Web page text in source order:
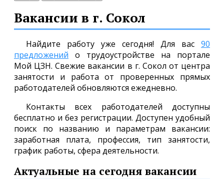
Вакансии в г. Сокол
Найдите работу уже сегодня! Для вас 90
предложений о трудоустройстве на портале
Мой ЦЗН. Свежие вакансии в г. Сокол от центра
занятости и работа от проверенных прямых
работодателей обновляются ежедневно.
Контакты всех работодателей доступны
бесплатно и без регистрации. Доступен удобный
поиск по названию и параметрам вакансии:
заработная плата, профессия, тип занятости,
график работы, сфера деятельности.
Актуальные на сегодня вакансии